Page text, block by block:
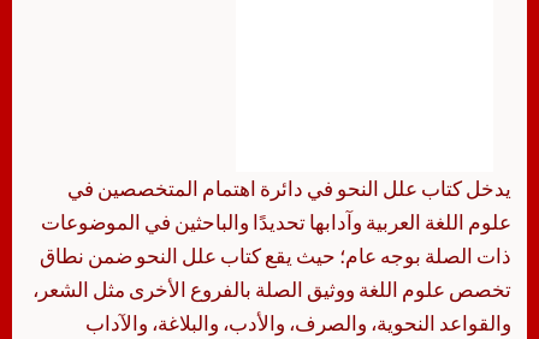
يدخل كتاب علل النحو في دائرة اهتمام المتخصصين في
علوم اللغة العربية وآدابها تحديدًا والباحثين في الموضوعات
ذات الصلة بوجه عام؛ حيث يقع كتاب علل النحو ضمن نطاق
تخصص علوم اللغة ووثيق الصلة بالفروع الأخرى مثل الشعر،
والقواعد النحوية، والصرف، والأدب، والبلاغة، والآداب